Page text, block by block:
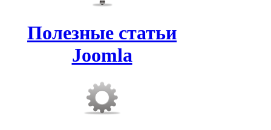
Полезные статьи
Joomla